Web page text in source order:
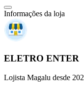
Informações da loja
ELETRO ENTER
Lojista Magalu desde